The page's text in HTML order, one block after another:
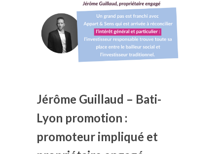
Jérôme Guillaud – Bati-
Lyon promotion :
promoteur impliqué et